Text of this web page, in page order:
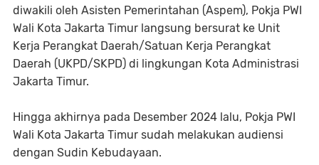
diwakili oleh Asisten Pemerintahan (Aspem), Pokja PWI
Wali Kota Jakarta Timur langsung bersurat ke Unit
Kerja Perangkat Daerah/Satuan Kerja Perangkat
Daerah (UKPD/SKPD) di lingkungan Kota Administrasi
Jakarta Timur.
Hingga akhirnya pada Desember 2024 lalu, Pokja PWI
Wali Kota Jakarta Timur sudah melakukan audiensi
dengan Sudin Kebudayaan.